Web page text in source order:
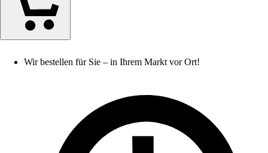
Wir bestellen für Sie – in Ihrem Markt vor Ort!